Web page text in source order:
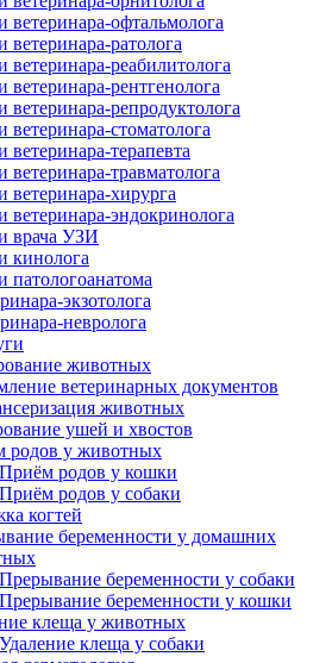
ветеринара-офтальмолога
ветеринара-ратолога
ветеринара-реабилитолога
ветеринара-рентгенолога
ветеринара-репродуктолога
ветеринара-стоматолога
ветеринара-терапевта
ветеринара-травматолога
ветеринара-хирурга
ветеринара-эндокринолога
врача УЗИ
кинолога
патологоанатома
экзотолога
невролога
животных
ветеринарных документов
животных
ушей и хвостов
родов у животных
Приём родов у кошки
Приём родов у собаки
когтей
беременности у домашних
Прерывание беременности у собаки
Прерывание беременности у кошки
клеща у животных
Удаление клеща у собаки